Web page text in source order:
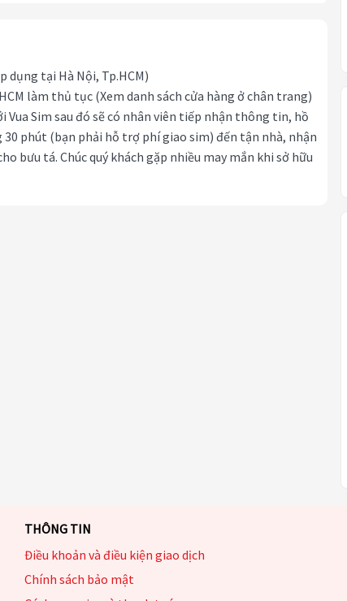
dụng tại Hà Nội, Tp.HCM)
làm thủ tục (Xem danh sách cửa hàng ở chân trang)
Sim sau đó sẽ có nhân viên tiếp nhận thông tin, hồ
30 phút (bạn phải hỗ trợ phí giao sim) đến tận nhà, nhận
bưu tá. Chúc quý khách gặp nhiều may mắn khi sở hữu
THÔNG TIN
Điều khoản và điều kiện giao dịch
Chính sách bảo mật